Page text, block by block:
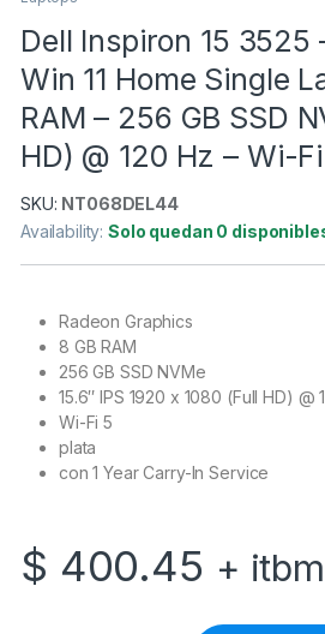
Dell Inspiron 15 3525
Win 11 Home Single
RAM – 256 GB SSD
HD) @ 120 Hz – Wi-
SKU: NT068DEL44
Availability:Solo quedan 0
Radeon Graphics
8 GB RAM
256 GB SSD NVMe
15.6″ IPS 1920 x 1080 (Full HD) @
Wi-Fi 5
plata
con 1 Year Carry-In Service
$ 400.45 +